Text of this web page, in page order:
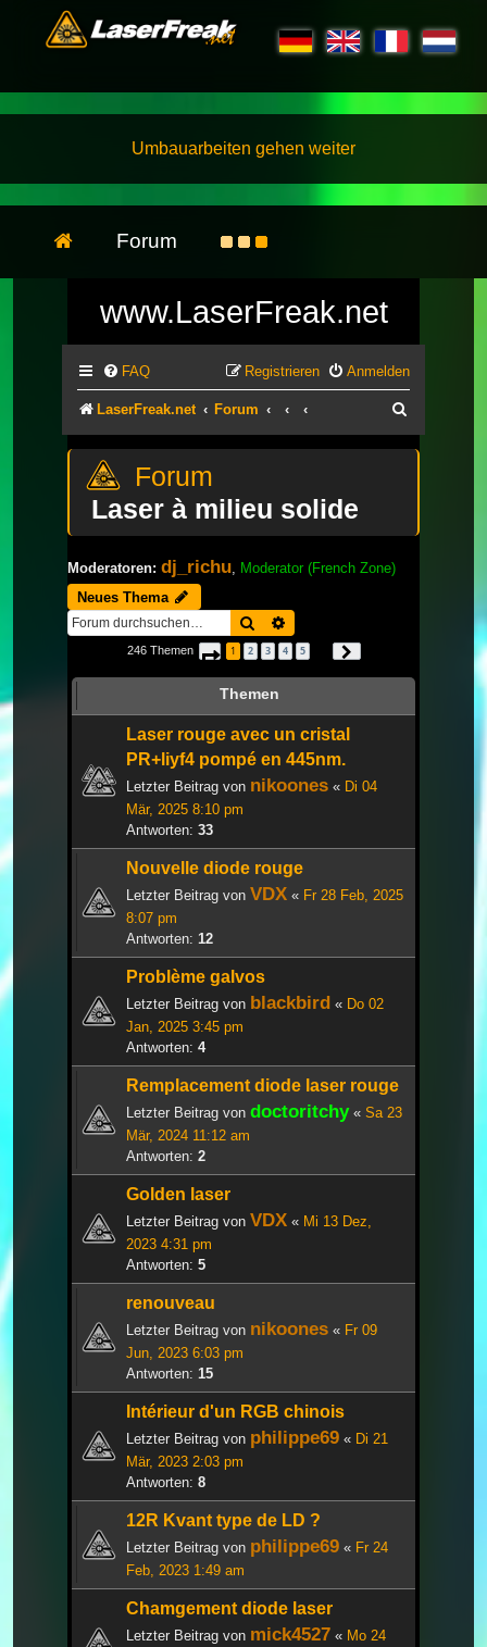
Umbauarbeiten gehen weiter
Forum
www.LaserFreak.net
FAQ Anmelden
Registrieren
LaserFreak.net Forum
Laser à milieu solide
Moderatoren: dj_richu Moderator (French Zone)
Neues Thema
Suche
246 Themen Seite 1von
1 2 3 4 5
Themen
Laser rouge avec un cristal
PR+liyf4 pompé en 445nm.
Letzter Beitrag von nikoones « Di 04
Mär, 2025 8:10 pm
Antworten: 33
Nouvelle diode rouge
Letzter Beitrag von VDX « Fr 28 Feb, 2025
8:07 pm
Antworten: 12
Problème galvos
Letzter Beitrag von blackbird « Do 02
Jan, 2025 3:45 pm
Antworten: 4
Remplacement diode laser rouge
Letzter Beitrag von doctoritchy« Sa 23
Mär, 2024 11:12 am
Antworten: 2
Golden laser
Letzter Beitrag von VDX « Mi 13 Dez,
2023 4:31 pm
Antworten: 5
renouveau
Letzter Beitrag von nikoones « Fr 09
Jun, 2023 6:03 pm
Antworten: 15
Intérieur d'un RGB chinois
Letzter Beitrag von philippe69 « Di 21
Mär, 2023 2:03 pm
Antworten: 8
12R Kvant type de LD ?
Letzter Beitrag von philippe69 « Fr 24
Feb, 2023 1:49 am
Chamgement diode laser
Letzter Beitrag von mick4527 « Mo 24